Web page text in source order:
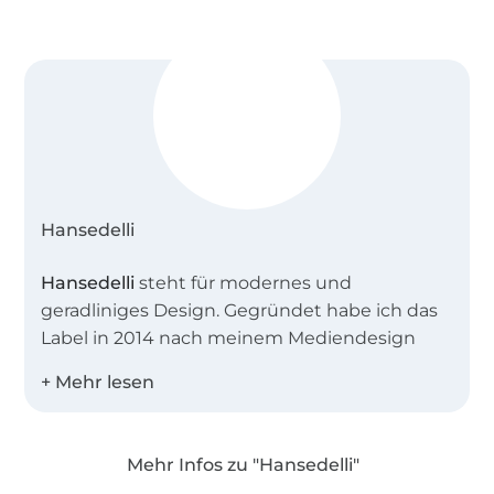
Hansedelli
Hansedelli steht für modernes und
geradliniges Design. Gegründet habe ich das
Label in 2014 nach meinem Mediendesign
mein Designbackground miteinander zu
Accessoires, von denen viele unisex gehalten
Mehr Infos zu "Hansedelli"